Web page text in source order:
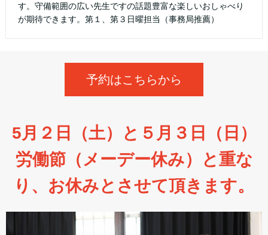
す。守備範囲の広い先生ですの話題豊富な楽しいおしゃべり
が期待できます。第１、第３日曜担当（事務局推薦）
予約はこちらから
5月２日（土）と５月３日（日）
労働節（メーデー休み）と重な
り、お休みとさせて頂きます。